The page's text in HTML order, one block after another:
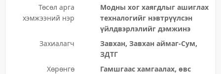
Төсөл арга
хэмжээний нэр
Модны хог хаягдлыг ашиглах
техналогийг нэвтрүүлсэн
үйлдвэрлэлийг дэмжинэ
Захиалагч
Завхан, Завхан аймаг-Сум,
ЗДТГ
Хөрөнгө
Гамшгаас хамгаалах, өвс